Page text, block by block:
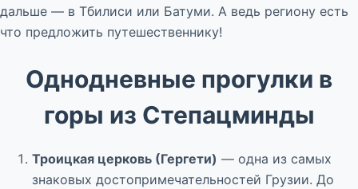
дальше — в Тбилиси или Батуми. А ведь региону есть
что предложить путешественнику!
Однодневные прогулки в
горы из Степацминды
Троицкая церковь (Гергети) — одна из самых
знаковых достопримечательностей Грузии. До